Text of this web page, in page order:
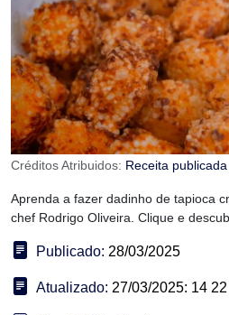
Créditos Atribuidos: Receita
Aprenda a fazer dadinho de tapioca
chef Rodrigo Oliveira. Clique e
Publicado: 28/03/2025
Atualizado: 27/03/2025: 14 22